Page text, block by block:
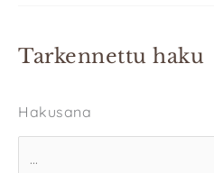
Tarkennettu haku
Hakusana